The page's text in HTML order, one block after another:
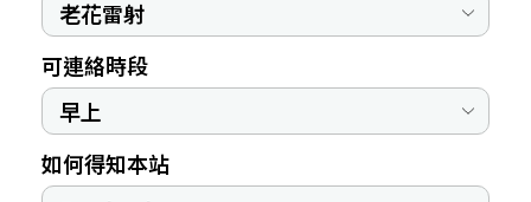
可連絡時段
如何得知本站